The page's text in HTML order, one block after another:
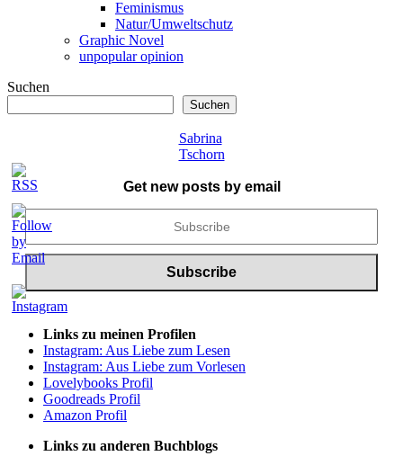
Feminismus
Natur/Umweltschutz
Graphic Novel
unpopular opinion
Suchen
Suchen
Sabrina
Tschorn
Get new posts by email
Links zu meinen Profilen
Instagram: Aus Liebe zum Lesen
Instagram: Aus Liebe zum Vorlesen
Lovelybooks Profil
Goodreads Profil
Amazon Profil
Links zu anderen Buchblogs